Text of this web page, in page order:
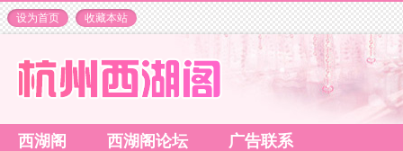
设为首页 收藏本站
西湖阁 西湖阁论坛 广告联系